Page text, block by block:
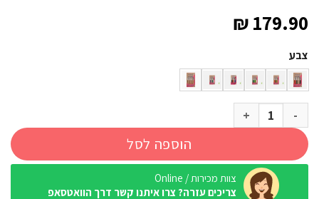
₪179.90
צבע
כמות של סט מטבח קטן Opinel
הוספה לסל
צוות מכירות / Online
צריכים עזרה? צרו איתנו קשר דרך הוואטסאפ